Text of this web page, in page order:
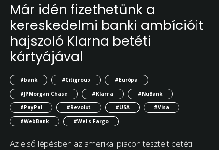
Már idén fizethetünk a
kereskedelmi banki ambícióit
hajszoló Klarna betéti
kártyájával
#bank #Citigroup
#Európa
#JPMorgan Chase
#Klarna
#NuBank
#PayPal
#Revolut #USA
#Visa
#WebBank
#Wells Fargo
Az első lépésben az amerikai piacon tesztelt betéti